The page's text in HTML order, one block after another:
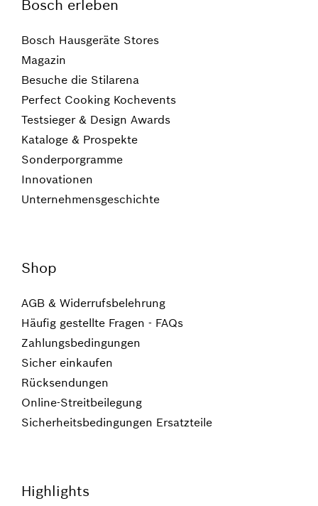
Bosch erleben
Bosch Hausgeräte Stores
Magazin
Besuche die Stilarena
Perfect Cooking Kochevents
Testsieger & Design Awards
Kataloge & Prospekte
Sonderporgramme
Innovationen
Unternehmensgeschichte
Shop
AGB & Widerrufsbelehrung
Häufig gestellte Fragen - FAQs
Zahlungsbedingungen
Sicher einkaufen
Rücksendungen
Online-Streitbeilegung
Sicherheitsbedingungen Ersatzteile
Highlights